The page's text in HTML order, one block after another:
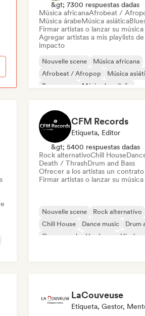
&gt; 7300 respuestas dadas
Música africanaAfrobeat /
Música árabeMúsica asiática
Firmar artistas o lanzar su música
Agregar artistas a mis playlists
impacto
Nouvelle scene
Música africana
Afrobeat / Afropop
Música
Bossa nova
Música brasileña
CFM Records
Etiqueta, Editor
&gt; 5400 respuestas dadas
Rock alternativoChill House
Death / ThrashDrum and Bass
Ofrecer a los artistas un
Firmar artistas o lanzar su música
Nouvelle scene
Rock alternativo
Chill House
Dance music
Drum
Garage rock
Hardcore Hip-hop
LaCouveuse